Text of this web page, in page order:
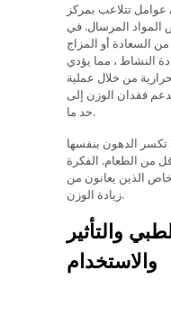
تتلاعب بمركز
المرسال. في
السعادة أو المزاج
النشاط ، مما يؤدي
من خلال عملية
يدعم فقدان الوزن إلى
حد ما.
تكسر الدهون بنفسها
من الطعام. الفكرة
الذين يعانون من
زيادة الوزن.
والتأثير
والاستخدام